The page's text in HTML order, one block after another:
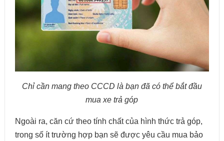
Chỉ cần mang theo CCCD là bạn đã có thể bắt đầu
mua xe trả góp
Ngoài ra, căn cứ theo tính chất của hình thức trả góp,
trong số ít trường hợp bạn sẽ được yêu cầu mua bảo